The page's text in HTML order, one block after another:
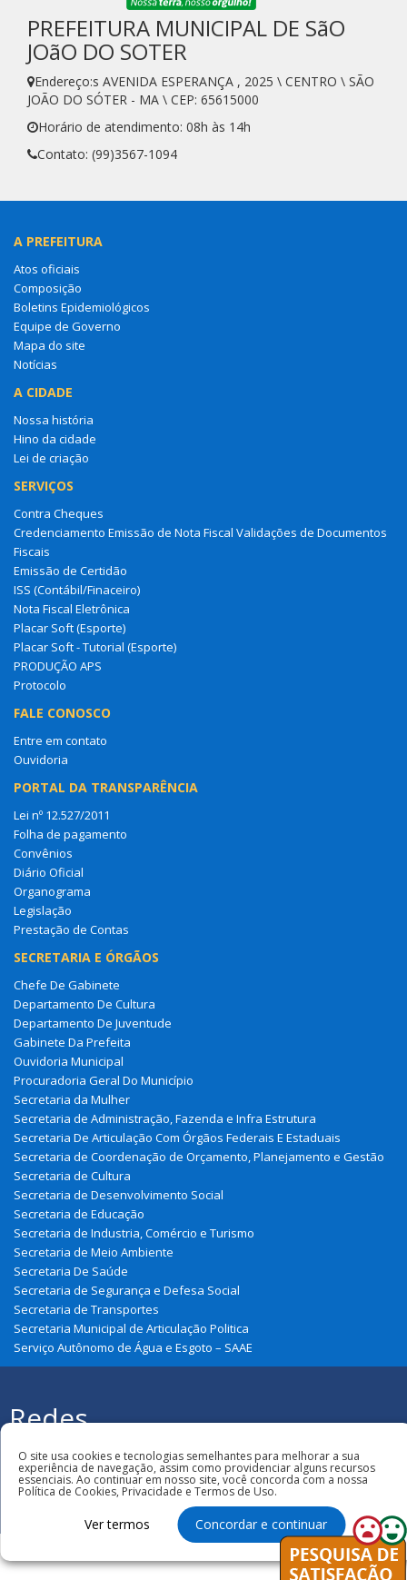
PREFEITURA MUNICIPAL DE SãO
JOãO DO SOTER
Endereço:s AVENIDA ESPERANÇA , 2025 \ CENTRO \ SÃO
JOÃO DO SÓTER - MA \ CEP: 65615000
Horário de atendimento: 08h às 14h
Contato: (99)3567-1094
A PREFEITURA
Atos oficiais
Composição
Boletins Epidemiológicos
Equipe de Governo
Mapa do site
Notícias
A CIDADE
Nossa história
Hino da cidade
Lei de criação
SERVIÇOS
Contra Cheques
Credenciamento Emissão de Nota Fiscal Validações de Documentos
Fiscais
Emissão de Certidão
ISS (Contábil/Finaceiro)
Nota Fiscal Eletrônica
Placar Soft (Esporte)
Placar Soft - Tutorial (Esporte)
PRODUÇÃO APS
Protocolo
FALE CONOSCO
Entre em contato
Ouvidoria
PORTAL DA TRANSPARÊNCIA
Lei nº 12.527/2011
Folha de pagamento
Convênios
Diário Oficial
Organograma
Legislação
Prestação de Contas
SECRETARIA E ÓRGÃOS
Chefe De Gabinete
Departamento De Cultura
Departamento De Juventude
Gabinete Da Prefeita
Ouvidoria Municipal
Procuradoria Geral Do Município
Secretaria da Mulher
Secretaria de Administração, Fazenda e Infra Estrutura
Secretaria De Articulação Com Órgãos Federais E Estaduais
Secretaria de Coordenação de Orçamento, Planejamento e Gestão
Secretaria de Cultura
Secretaria de Desenvolvimento Social
Secretaria de Educação
Secretaria de Industria, Comércio e Turismo
Secretaria de Meio Ambiente
Secretaria De Saúde
Secretaria de Segurança e Defesa Social
Secretaria de Transportes
Secretaria Municipal de Articulação Politica
Serviço Autônomo de Água e Esgoto – SAAE
Redes
Sociais
Municipal de São João Do Soter
O site usa cookies e tecnologias semelhantes para melhorar a sua
experiência de navegação, assim como providenciar alguns recursos
essenciais. Ao continuar em nosso site, você concorda com a nossa
Política de Cookies, Privacidade e Termos de Uso.
Ver termos Concordar e continuar